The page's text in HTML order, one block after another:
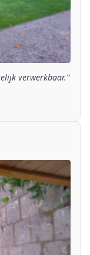
verwerkbaar.”